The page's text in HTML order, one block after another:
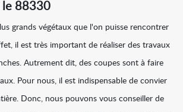
le 88330
grands végétaux que l'on puisse rencontrer
il est très important de réaliser des travaux
Autrement dit, des coupes sont à faire
Pour nous, il est indispensable de convier
Donc, nous pouvons vous conseiller de